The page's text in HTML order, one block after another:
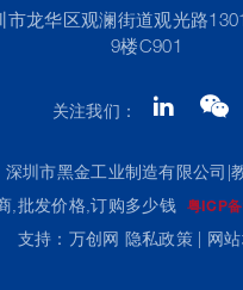
市龙华区观澜街道观光路
9楼C901
关注我们：
深圳市黑金工业制造有限公司|
,批发价格,订购多少钱
粤ICP
支持：万创网
隐私政策 网